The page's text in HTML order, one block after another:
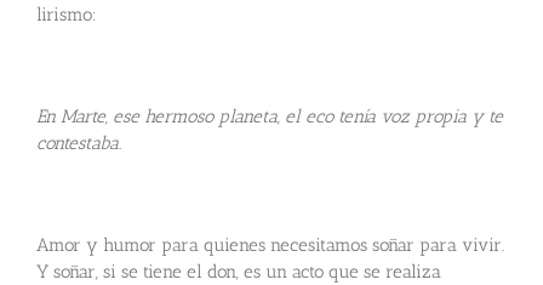
lirismo:
En Marte, ese hermoso planeta, el eco tenía voz propia y te
contestaba.
Amor y humor para quienes necesitamos soñar para vivir.
Y soñar, si se tiene el don, es un acto que se realiza